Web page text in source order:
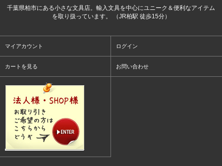
千葉県柏市にある小さな文具店。輸入文具を中心にユニーク＆便利なアイテム
を取り扱っています。 （JR柏駅 徒歩15分）
マイアカウント ログイン
カートを見る お問い合わせ